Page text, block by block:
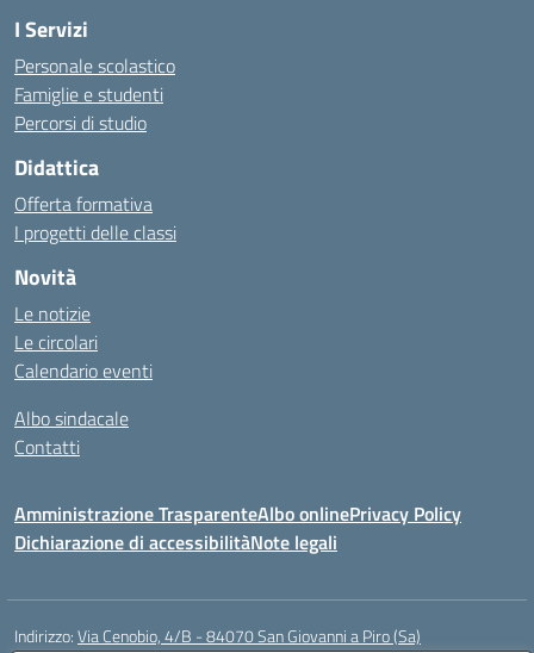
I Servizi
Personale scolastico
Famiglie e studenti
Percorsi di studio
Didattica
Offerta formativa
I progetti delle classi
Novità
Le notizie
Le circolari
Calendario eventi
Albo sindacale
Contatti
Amministrazione TrasparenteAlbo onlinePrivacy Policy
Dichiarazione di accessibilitàNote legali
Indirizzo:Via Cenobio, 4/B - 84070 San Giovanni a Piro (Sa)